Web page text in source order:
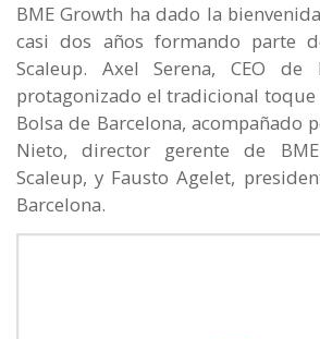
BME Growth ha dado la
casi dos años formando parte
Scaleup. Axel Serena, CEO de
protagonizado el tradicional toque
Bolsa de Barcelona, acompañado
Nieto, director gerente de
Scaleup, y Fausto Agelet,
Barcelona.